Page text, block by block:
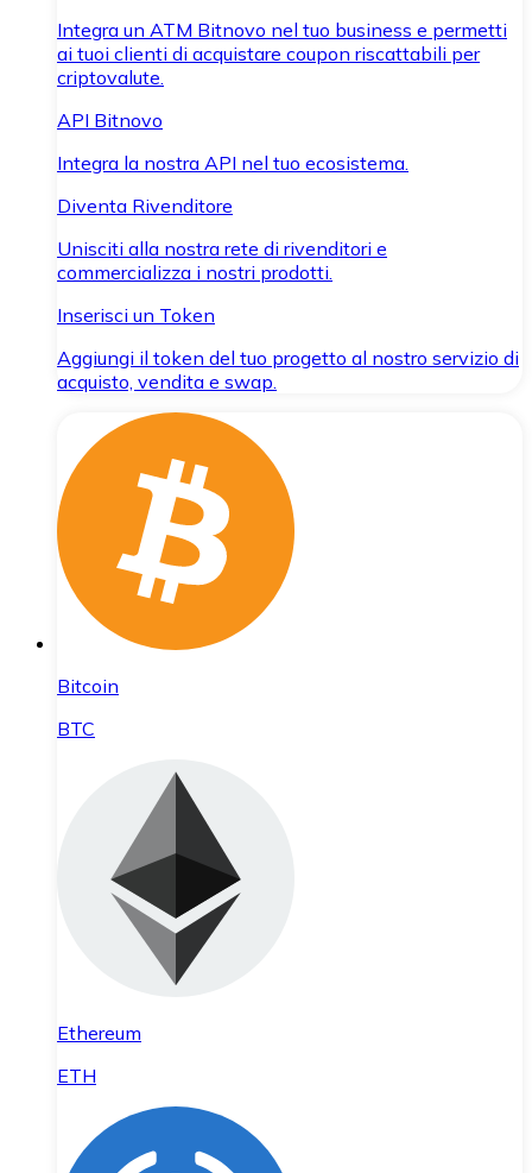
Integra un ATM Bitnovo nel tuo business e permetti
ai tuoi clienti di acquistare coupon riscattabili per
criptovalute.
API Bitnovo
Integra la nostra API nel tuo ecosistema.
Diventa Rivenditore
Unisciti alla nostra rete di rivenditori e
commercializza i nostri prodotti.
Inserisci un Token
Aggiungi il token del tuo progetto al nostro servizio di
acquisto, vendita e swap.
Bitcoin
BTC
Ethereum
ETH